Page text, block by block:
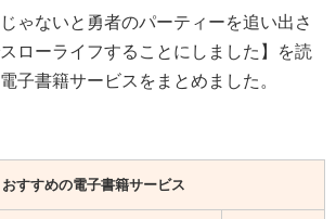
ゃないと勇者のパーティーを追い出さ
ローライフすることにしました 】を読
子書籍サービスをまとめました。
おすすめの電子書籍サービス